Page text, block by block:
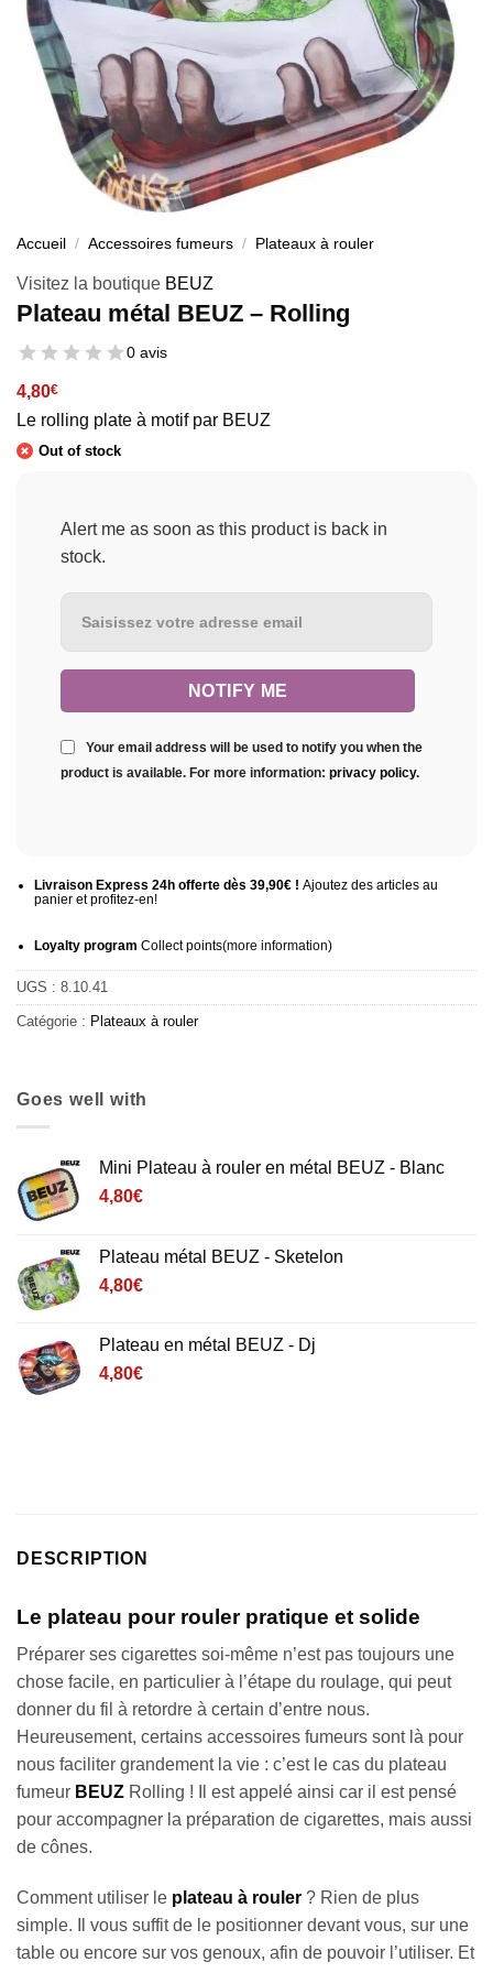
Accueil / Accessoires fumeurs / Plateaux à rouler
Visitez la boutique BEUZ
Plateau métal BEUZ – Rolling
0 avis
4,80€
Le rolling plate à motif par BEUZ
Out of stock
Alert me as soon as this product is back in
stock.
Your email address will be used to notify you when the
product is available. For more information: privacy policy.
Livraison Express 24h offerte dès 39,90€ ! Ajoutez des articles au
panier et profitez-en!
Loyalty program Collect points(more information)
UGS : 8.10.41
Catégorie : Plateaux à rouler
Goes well with
Mini Plateau à rouler en métal BEUZ - Blanc
4,80€
Plateau métal BEUZ - Sketelon
4,80€
Plateau en métal BEUZ - Dj
4,80€
DESCRIPTION
Le plateau pour rouler pratique et solide
Préparer ses cigarettes soi-même n’est pas toujours une
chose facile, en particulier à l’étape du roulage, qui peut
donner du fil à retordre à certain d’entre nous.
Heureusement, certains accessoires fumeurs sont là pour
nous faciliter grandement la vie : c’est le cas du plateau
fumeur BEUZ Rolling ! Il est appelé ainsi car il est pensé
pour accompagner la préparation de cigarettes, mais aussi
de cônes.
Comment utiliser le plateau à rouler ? Rien de plus
simple. Il vous suffit de le positionner devant vous, sur une
table ou encore sur vos genoux, afin de pouvoir l’utiliser. Et